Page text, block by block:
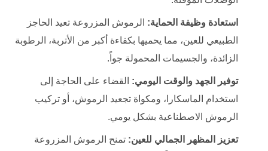
استعادة وظيفة الحماية: الرموش المزروعة تعيد الحاجز
الطبيعي للعين، مما يحميها بكفاءة أكبر من الأتربة، الرطوبة
الزائدة، والجسيمات المحمولة جواً.
توفير الجهد والوقت اليومي: القضاء على الحاجة إلى
استخدام الماسكارا، ومكواة تجعيد الرموش، أو تركيب
الرموش الاصطناعية بشكل يومي.
تعزيز المظهر الجمالي للعين: تمنح الرموش المزروعة